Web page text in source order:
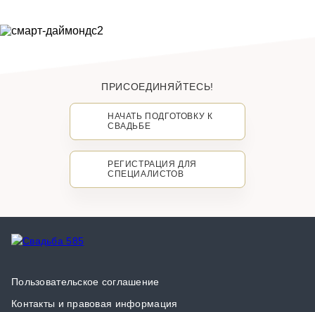
ПРИСОЕДИНЯЙТЕСЬ!
НАЧАТЬ ПОДГОТОВКУ К
СВАДЬБЕ
РЕГИСТРАЦИЯ ДЛЯ
СПЕЦИАЛИСТОВ
Пользовательское соглашение
Контакты и правовая информация